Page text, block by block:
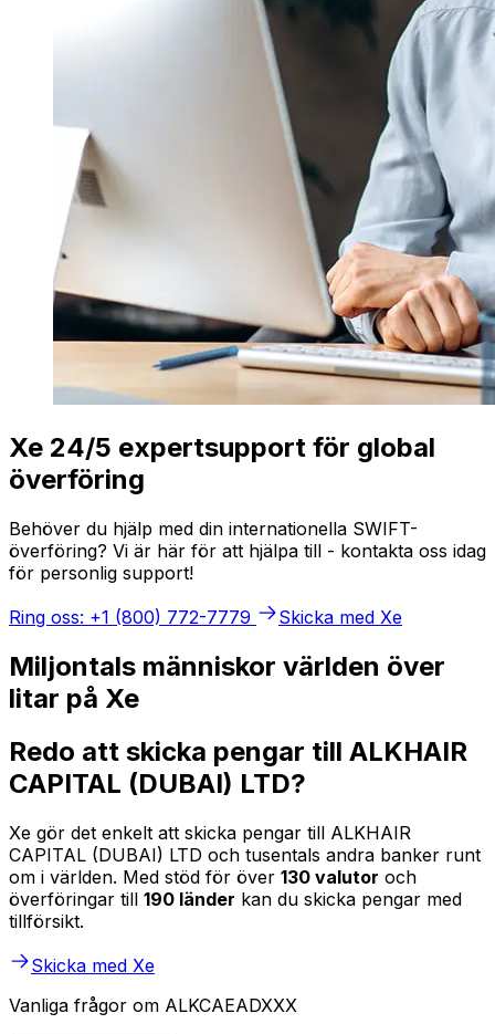
Xe 24/5 expertsupport för global
överföring
Behöver du hjälp med din internationella SWIFT-
överföring? Vi är här för att hjälpa till - kontakta oss idag
för personlig support!
Ring oss: +1 (800) 772-7779
Skicka med Xe
Miljontals människor världen över
litar på Xe
Redo att skicka pengar till ALKHAIR
CAPITAL (DUBAI) LTD?
Xe gör det enkelt att skicka pengar till ALKHAIR
CAPITAL (DUBAI) LTD och tusentals andra banker runt
om i världen. Med stöd för över 130 valutor och
överföringar till 190 länder kan du skicka pengar med
tillförsikt.
Skicka med Xe
Vanliga frågor om ALKCAEADXXX